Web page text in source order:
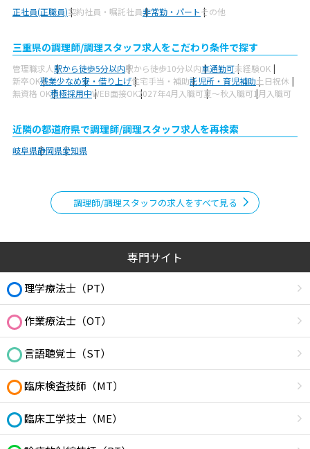
正社員(正職員)契約社員・嘱託社員非常勤・パートその他
三重県の調理師/調理スタッフ求人をこだわり条件で探す
管理職求人駅から徒歩5分以内駅から徒歩10分以内車通勤可未経験OK
新卒OK残業少なめ寮・借り上げ住宅手当・補助託児所・育児補助土日祝休
無資格 OK積極採用中WEB面接OK2027年4月入職可夏～秋入職可1月入職可
近隣の都道府県で調理師/調理スタッフ求人を再検索
岐阜県静岡県愛知県
調理師/調理スタッフの求人をすべて見る
専門サイト
理学療法士（PT）
作業療法士（OT）
言語聴覚士（ST）
臨床検査技師（MT）
臨床工学技士（ME）